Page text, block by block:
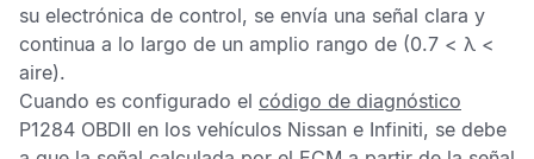
su electrónica de control, se envía una señal clara y
continua a lo largo de un amplio rango de (0.7 < λ <
aire).
Cuando es configurado el código de diagnóstico
P1284 OBDII en los vehículos Nissan e Infiniti, se debe